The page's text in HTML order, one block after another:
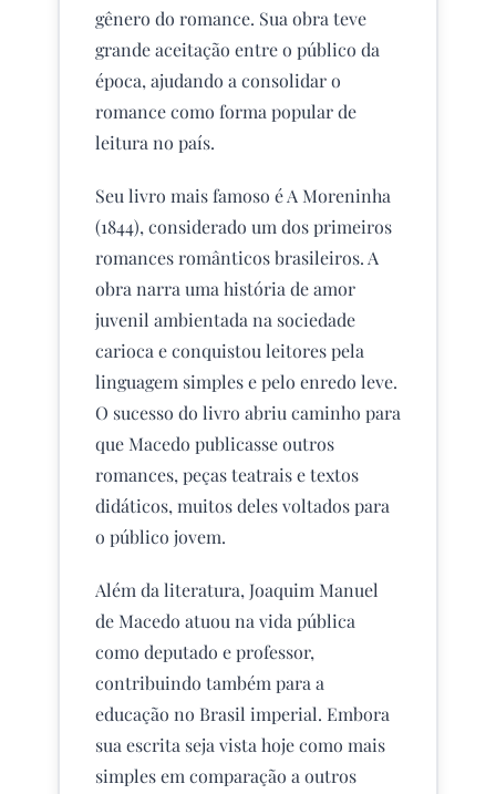
gênero do romance. Sua obra teve
grande aceitação entre o público da
época, ajudando a consolidar o
romance como forma popular de
leitura no país.
Seu livro mais famoso é A Moreninha
(1844), considerado um dos primeiros
romances românticos brasileiros. A
obra narra uma história de amor
juvenil ambientada na sociedade
carioca e conquistou leitores pela
linguagem simples e pelo enredo leve.
O sucesso do livro abriu caminho para
que Macedo publicasse outros
romances, peças teatrais e textos
didáticos, muitos deles voltados para
o público jovem.
Além da literatura, Joaquim Manuel
de Macedo atuou na vida pública
como deputado e professor,
contribuindo também para a
educação no Brasil imperial. Embora
sua escrita seja vista hoje como mais
simples em comparação a outros